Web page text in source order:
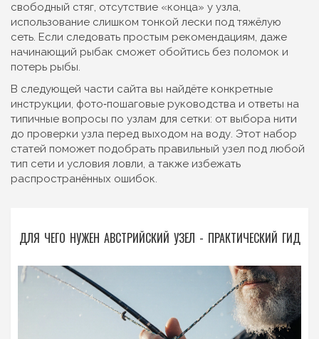
свободный стяг, отсутствие «конца» у узла,
использование слишком тонкой лески под тяжёлую
сеть. Если следовать простым рекомендациям, даже
начинающий рыбак сможет обойтись без поломок и
потерь рыбы.
В следующей части сайта вы найдёте конкретные
инструкции, фото‑пошаговые руководства и ответы на
типичные вопросы по узлам для сетки: от выбора нити
до проверки узла перед выходом на воду. Этот набор
статей поможет подобрать правильный узел под любой
тип сети и условия ловли, а также избежать
распространённых ошибок.
ДЛЯ ЧЕГО НУЖЕН АВСТРИЙСКИЙ УЗЕЛ - ПРАКТИЧЕСКИЙ ГИД